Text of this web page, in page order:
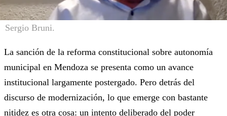
Sergio Bruni.
La sanción de la reforma constitucional sobre autonomía
municipal en Mendoza se presenta como un avance
institucional largamente postergado. Pero detrás del
discurso de modernización, lo que emerge con bastante
nitidez es otra cosa: un intento deliberado del poder